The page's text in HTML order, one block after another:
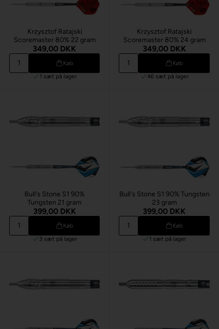
Krzysztof Ratajski
Scoremaster 80% 22 gram
349,00 DKK
Køb
1 sæt på lager
Krzysztof Ratajski
Scoremaster 80% 24 gram
349,00 DKK
Køb
46 sæt på lager
Bull's Stone S1 90%
Tungsten 21 gram
399,00 DKK
Køb
3 sæt på lager
Bull's Stone S1 90% Tungsten
23 gram
399,00 DKK
Køb
1 sæt på lager